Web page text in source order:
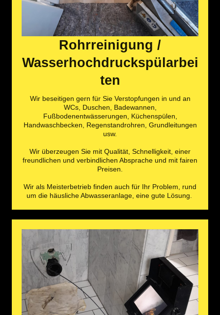
Rohrreinigung /
Wasserhochdruckspülarbei
ten
Wir beseitigen gern für Sie Verstopfungen in und an
WCs, Duschen, Badewannen,
Fußbodenentwässerungen, Küchenspülen,
Handwaschbecken, Regenstandrohren, Grundleitungen
usw.
Wir überzeugen Sie mit Qualität, Schnelligkeit, einer
freundlichen und verbindlichen Absprache und mit fairen
Preisen.
Wir als Meisterbetrieb finden auch für Ihr Problem, rund
um die häusliche Abwasseranlage, eine gute Lösung.